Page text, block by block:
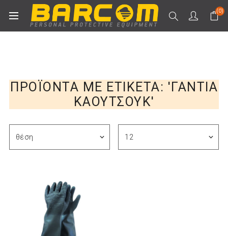
(0)
ΠΡΟΪΌΝΤΑ ΜΕ ΕΤΙΚΈΤΑ: 'ΓΑΝΤΙΑ
ΚΑΟΥΤΣΟΥΚ'